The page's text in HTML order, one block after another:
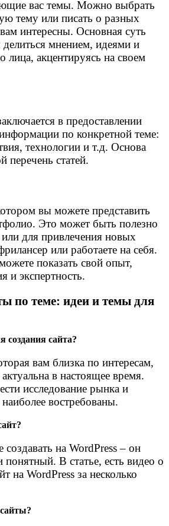
вас темы. Можно выбрать
тему или писать о разных
интересны. Основная суть
мнением, идеями и
лица, акцентируясь на своем
в предоставлении
по конкретной теме:
технологии и т.д. Основа
перечень статей.
вы можете представить
Это может быть полезно
для привлечения новых
или работаете на себя.
показать свой опыт,
и экспертность.
по теме: идеи и темы для
создания сайта?
вам близка по интересам,
в настоящее время.
исследование рынка и
востребованы.
на WordPress – он
понятный. В статье, есть видео о
на WordPress за несколько